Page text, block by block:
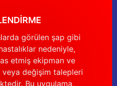
görülen şap gibi
nedeniyle,
etmiş ekipman ve
veya değişim talepleri
Bu uygulama,